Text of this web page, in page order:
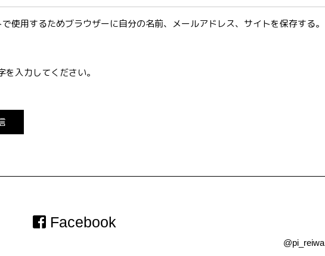
使用するためブラウザーに自分の名前、メールアドレス、サイトを保存する。
を入力してください。
Facebook
@pi_reiwa